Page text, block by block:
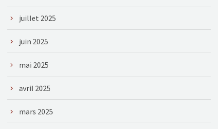
juillet 2025
juin 2025
mai 2025
avril 2025
mars 2025